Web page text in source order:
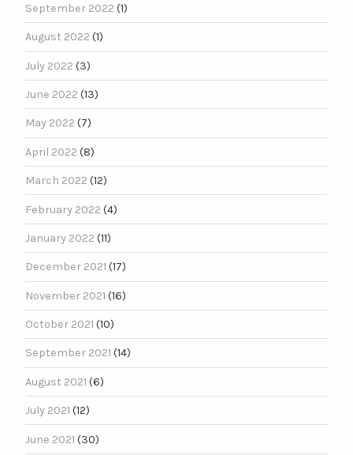
September 2022 (1)
August 2022 (1)
July 2022 (3)
June 2022 (13)
May 2022 (7)
April 2022 (8)
March 2022 (12)
February 2022 (4)
January 2022 (11)
December 2021 (17)
November 2021 (16)
October 2021 (10)
September 2021 (14)
August 2021 (6)
July 2021 (12)
June 2021 (30)